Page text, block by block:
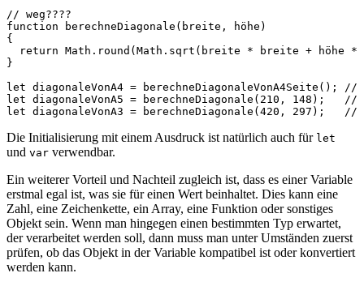
// weg????
function
berechneDiagonale ( breite , höhe )
{
return Math . round ( Math . sqrt ( breite * breite + höhe
*
}
let diagonaleVonA4 = berechneDiagonaleVonA4Seite ();
//
let diagonaleVonA5 = berechneDiagonale ( 210 , 148 );
//
let diagonaleVonA3 = berechneDiagonale ( 420 , 297 ); //
Die Initialisierung mit einem Ausdruck ist natürlich auch für let
und var verwendbar.
Ein weiterer Vorteil und Nachteil zugleich ist, dass es einer Variable
erstmal egal ist, was sie für einen Wert beinhaltet. Dies kann eine
Zahl, eine Zeichenkette, ein Array, eine Funktion oder sonstiges
Objekt sein. Wenn man hingegen einen bestimmten Typ erwartet,
der verarbeitet werden soll, dann muss man unter Umständen zuerst
prüfen, ob das Objekt in der Variable kompatibel ist oder konvertiert
werden kann.